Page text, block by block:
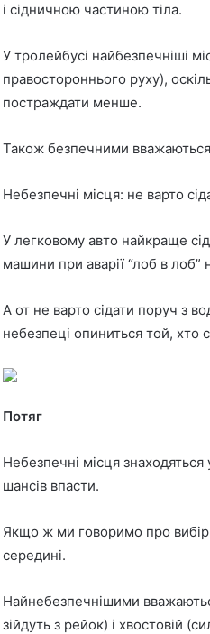
і сідничною частиною тіла.
У тролейбусі найбезпечніші
правостороннього руху),
постраждати менше.
Також безпечними
Небезпечні місця: не варто
У легковому авто найкраще
машини при аварії “лоб в
А от не варто сідати поруч з
небезпеці опиниться той, хто
Потяг
Небезпечні місця
шансів впасти.
Якщо ж ми говоримо про
середині.
Найнебезпечнішими
зійдуть з рейок) і хвостовій